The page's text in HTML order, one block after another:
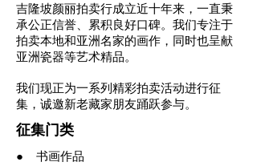
吉隆坡颜丽拍卖行成立近十年来，一直秉
承公正信誉、累积良好口碑。我们专注于
拍卖本地和亚洲名家的画作，同时也呈献
亚洲瓷器等艺术精品。
我们现正为一系列精彩拍卖活动进行征
集，诚邀新老藏家朋友踊跃参与。
征集门类
● 书画作品